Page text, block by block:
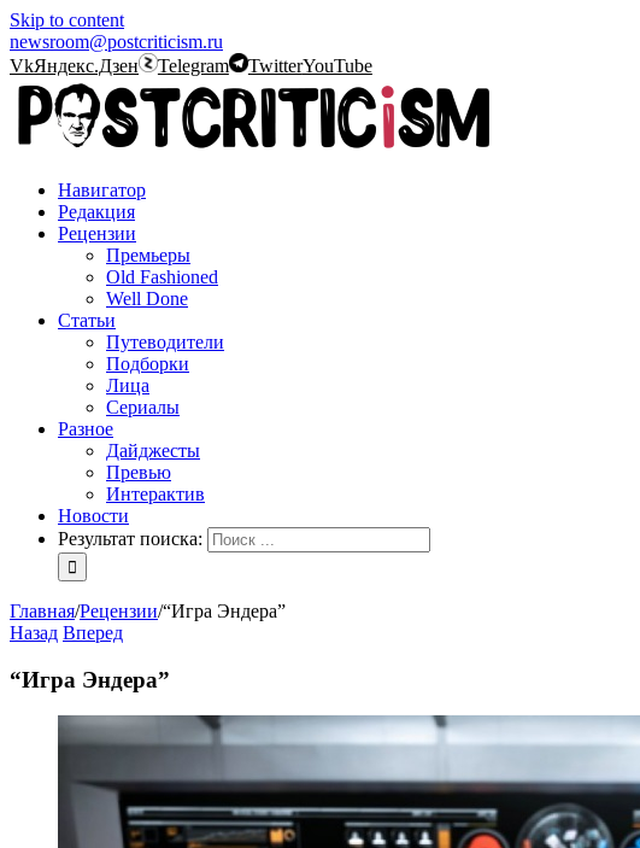
Skip to content
newsroom@postcriticism.ru
VkЯндекс.Дзен Telegram TwitterYouTube
Навигатор
Редакция
Рецензии
Премьеры
Old Fashioned
Well Done
Статьи
Путеводители
Подборки
Лица
Сериалы
Разное
Дайджесты
Превью
Интерактив
Новости
Результат поиска:
Главная/Рецензии/“Игра Эндера”
Назад Вперед
“Игра Эндера”